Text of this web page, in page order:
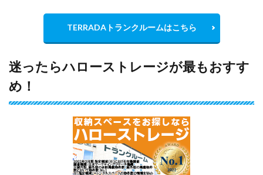
TERRADAトランクルームはこちら
迷ったらハローストレージが最もおすす
め！